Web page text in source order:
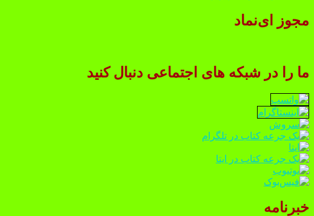
مجوز ای‌نماد
ما را در شبکه های اجتماعی دنبال کنید
خبرنامه